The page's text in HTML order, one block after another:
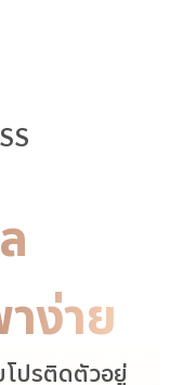
ง่าย
ปรติดตัวอยู่